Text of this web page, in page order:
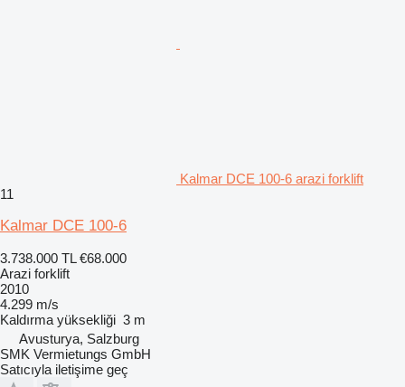
Kalmar DCE 100-6 arazi forklift
11
Kalmar DCE 100-6
3.738.000 TL €68.000
Arazi forklift
2010
4.299 m/s
Kaldırma yüksekliği 3 m
Avusturya, Salzburg
SMK Vermietungs GmbH
Satıcıyla iletişime geç